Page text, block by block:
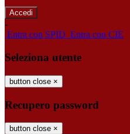
-
Entra con SPID Entra con CIE
Seleziona utente
button close ×
Recupero password
button close ×